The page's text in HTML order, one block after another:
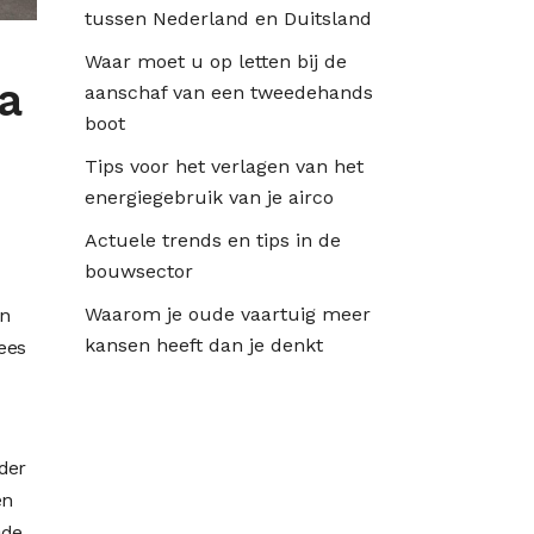
tussen Nederland en Duitsland
Waar moet u op letten bij de
aanschaf van een tweedehands
boot
Tips voor het verlagen van het
energiegebruik van je airco
Actuele trends en tips in de
bouwsector
Waarom je oude vaartuig meer
kansen heeft dan je denkt